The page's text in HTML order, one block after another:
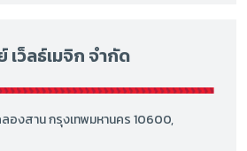
ว็ลธ์เมจิก จำกัด
องสาน กรุงเทพมหานคร 10600,